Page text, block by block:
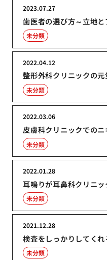
歯医者の選び方～立地と
2023.07.27
未分類
整形外科クリニックの
2022.04.12
未分類
皮膚科クリニックでの
2022.03.06
未分類
耳鳴りが耳鼻科クリニ
2022.01.28
未分類
検査をしっかりしてく
2021.12.28
未分類